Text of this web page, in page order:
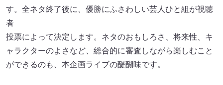
す。全ネタ終了後に、優勝にふさわしい芸人ひと組が視聴
者
投票によって決定します。ネタのおもしろさ、将来性、キ
ャラクターのよさなど、総合的に審査しながら楽しむこと
ができるのも、本企画ライブの醍醐味です。